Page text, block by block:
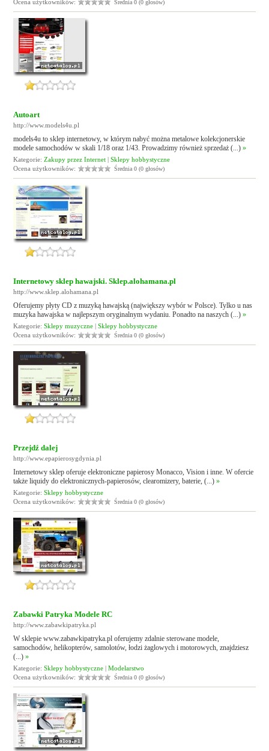
Ocena użytkowników: Średnia 0 (0 głosów)
Autoart
http://www.models4u.pl
models4u to sklep internetowy, w którym nabyć można metalowe kolekcjonerskie
modele samochodów w skali 1/18 oraz 1/43. Prowadzimy również sprzedaż (...)»
Kategorie:Zakupy przez Internet |Sklepy hobbystyczne
Ocena użytkowników:
Średnia 0 (0 głosów)
Internetowy sklep hawajski. Sklep.alohamana.pl
http://www.sklep.alohamana.pl
Oferujemy płyty CD z muzyką hawajską (największy wybór w Polsce). Tylko u nas
muzyka hawajska w najlepszym oryginalnym wydaniu. Ponadto na naszych (...)»
Kategorie:Sklepy muzyczne |Sklepy hobbystyczne
Ocena użytkowników:
Średnia 0 (0 głosów)
Przejdź dalej
http://www.epapierosygdynia.pl
Internetowy sklep oferuje elektroniczne papierosy Monacco, Vision i inne. W ofercie
także liquidy do elektronicznych-papierosów, clearomizery, baterie, (...)»
Kategorie:Sklepy hobbystyczne
Ocena użytkowników:
Średnia 0 (0 głosów)
Zabawki Patryka Modele RC
http://www.zabawkipatryka.pl
W sklepie www.zabawkipatryka.pl oferujemy zdalnie sterowane modele,
samochodów, helikopterów, samolotów, łodzi żaglowych i motorowych, znajdziesz
(...)»
Kategorie:Sklepy hobbystyczne |Modelarstwo
Ocena użytkowników:
Średnia 0 (0 głosów)